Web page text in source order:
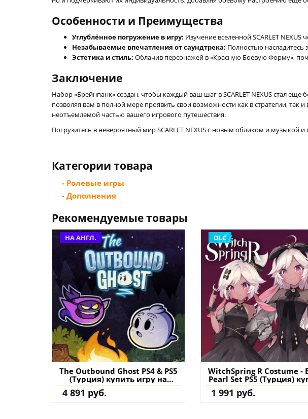
Особенности и Преимущества
Углублённое погружение в игру: Изучение вселенной SCARLET
Незабываемые впечатления от саундтрека: Полностью
Эстетика и стиль: Облачив персонажей в «Красную Боевую Форму»,
Заключение
Набор «Брейнпанк» создан, чтобы каждый ваш шаг в SCARLET NEXUS стал
позволяя вам в полной мере проявить свои возможности как в стратегии,
неотъемлемой частью вашего игрового путешествия.
Погрузитесь в невероятный мир SCARLET NEXUS с новым обликом и музыкой
Категории товара
- Ролевые игры
- Дополнения
Рекомендуемые товары
НА АНГЛ.
The Outbound Ghost PS4 & PS5
(Турция) купить игру на
аккаунт
4 891 руб.
DLC
WitchSpring R Costume -
Pearl Set PS5 (Турция)
дополнение на
1 991 руб.